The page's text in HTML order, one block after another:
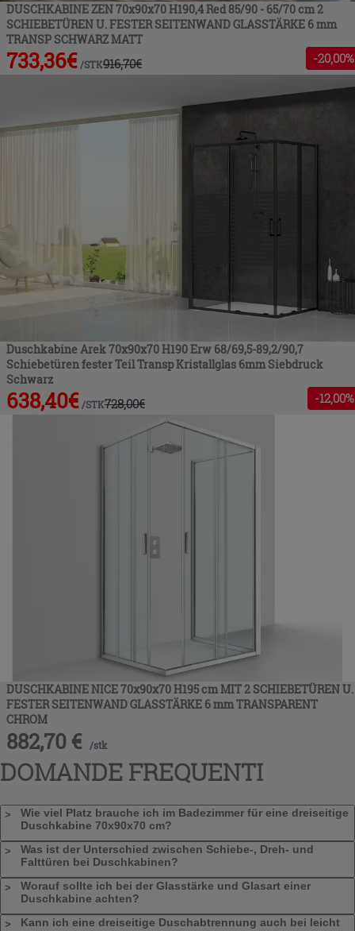
DUSCHKABINE ZEN 70x90x70 H190,4 Red 85/90 - 65/70 cm 2
SCHIEBETÜREN U. FESTER SEITENWAND GLASSTÄRKE 6 mm
TRANSP SCHWARZ MATT
733,36€ /STK916,70€ -20,00%
Duschkabine Arek 70x90x70 H190 Erw 68/69,5-89,2/90,7
Schiebetüren fester Teil Transp Kristallglas 6mm Siebdruck
Schwarz
638,40€ /STK728,00€ -12,00%
DUSCHKABINE NICE 70x90x70 H195 cm MIT 2 SCHIEBETÜREN U.
FESTER SEITENWAND GLASSTÄRKE 6 mm TRANSPARENT
CHROM
882,70 € /stk
DOMANDE FREQUENTI
Wie viel Platz brauche ich im Badezimmer für eine dreiseitige
Duschkabine 70x90x70 cm?
Was ist der Unterschied zwischen Schiebe-, Dreh- und
Falttüren bei Duschkabinen?
Worauf sollte ich bei der Glasstärke und Glasart einer
Duschkabine achten?
Kann ich eine dreiseitige Duschabtrennung auch bei leicht